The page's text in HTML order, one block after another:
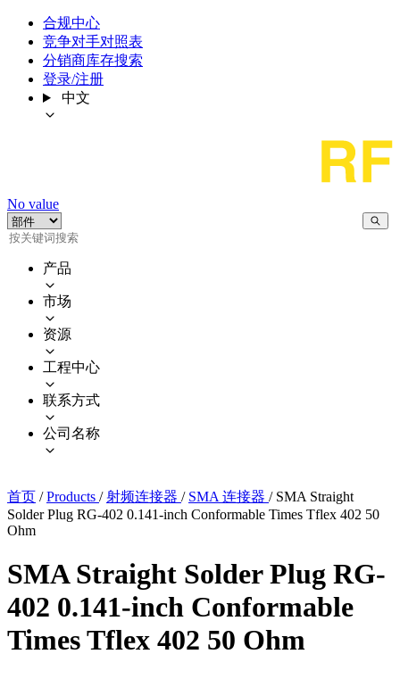
合规中心
竞争对手对照表
分销商库存搜索
登录/注册
中文
No value
产品
市场
资源
工程中心
联系方式
公司名称
首页 / Products / 射频连接器 / SMA 连接器 / SMA Straight
Solder Plug RG-402 0.141-inch Conformable Times Tflex 402 50
Ohm
SMA Straight Solder Plug RG-
402 0.141-inch Conformable
Times Tflex 402 50 Ohm